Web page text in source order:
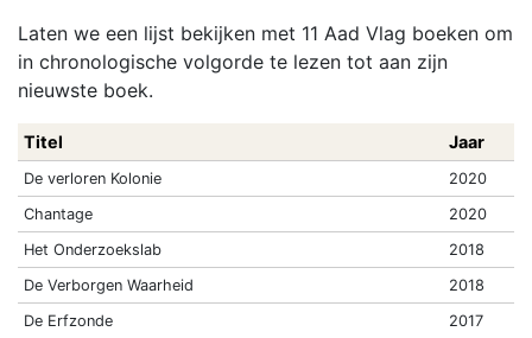
Laten we een lijst bekijken met 11 Aad Vlag boeken om
in chronologische volgorde te lezen tot aan zijn
nieuwste boek.
Titel Jaar
De verloren Kolonie
2020
Chantage
2020
Het Onderzoekslab
2018
De Verborgen Waarheid
2018
De Erfzonde
2017